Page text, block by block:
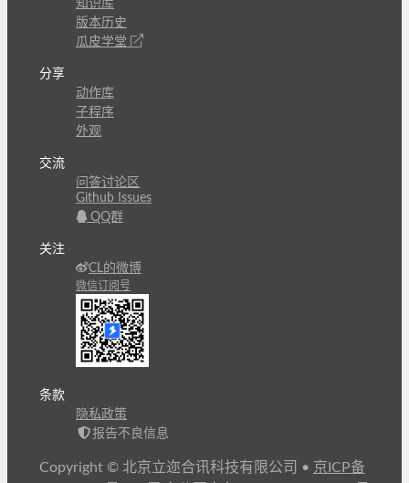
知识库
版本历史
瓜皮学堂
分享
动作库
子程序
外观
交流
问答讨论区
Github Issues
QQ群
关注
CL的微博
微信订阅号
条款
隐私政策
报告不良信息
Copyright © 北京立迩合讯科技有限公司 • 京ICP备